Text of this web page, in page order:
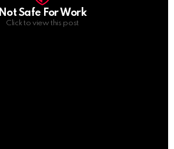
Not Safe For Work
Click to view this post